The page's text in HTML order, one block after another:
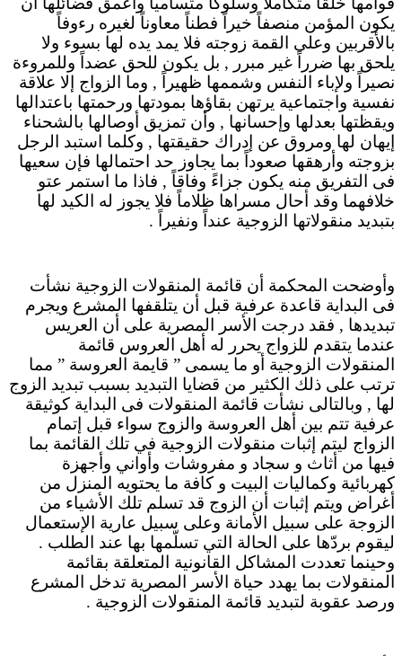
يكون المؤمن منصفاً خيراً فطناً معاوناً لغيره رءوفاً
بالأقربين وعلى القمة زوجته فلا يمد يده لها بسوء ولا
يلحق بها ضرراً غير مبرر , بل يكون للحق عضداً وللمروءة
نصيراً ولإباء النفس وشممها ظهيراً , وما الزواج إلا علاقة
نفسية واجتماعية يرتهن بقاؤها بمودتها ورحمتها باعتدالها
ويقظتها بعدلها وإحسانها , وأن تمزيق أوصالها بالشحناء
إيهان لها ومروق عن إدراك حقيقتها , وكلما استبد الرجل
بزوجته وأرهقها صعوداً بما يجاوز حد احتمالها فإن سعيها
فى التفريق منه يكون جزاءً وفاقاً , فاذا ما استمر عتو
خلافهما وقد أحال مسراها ظلاماً فلا يجوز له الكيد لها
بتبديد منقولاتها الزوجية عنداً ونفيراً .
وأوضحت المحكمة أن قائمة المنقولات الزوجية نشأت
فى البداية قاعدة عرفية قبل أن يتلقفها المشرع ويجرم
تبديدها , فقد درجت الأسر المصرية على أن العريس
عندما يتقدم للزواج يحرر له أهل العروس قائمة
المنقولات الزوجية أو ما يسمى ” قايمة العروسة ” مما
ترتب على ذلك الكثير من قضايا التبديد بسبب تبديد الزوج
لها , وبالتالى نشأت قائمة المنقولات فى البداية كوثيقة
عرفية تتم بين أهل العروسة والزوج سواء قبل إتمام
الزواج ليتم إثبات منقولات الزوجية في تلك القائمة بما
فيها من أثاث و سجاد و مفروشات وأواني وأجهزة
كهربائية وكماليات البيت و كافة ما يحتويه المنزل من
أغراض ويتم إثبات أن الزوج قد تسلم تلك الأشياء من
الزوجة على سبيل الأمانة وعلى سبيل عارية الإستعمال
ليقوم بردّها على الحالة التي تسلّمها بها عند الطلب .
وحينما تعددت المشاكل القانونية المتعلقة بقائمة
المنقولات بما يهدد حياة الأسر المصرية تدخل المشرع
ورصد عقوبة لتبديد قائمة المنقولات الزوجية .